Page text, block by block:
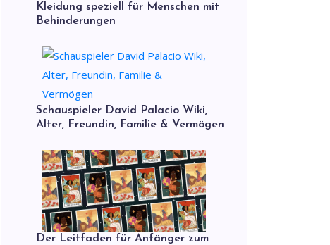
Kleidung speziell für Menschen mit
Behinderungen
Schauspieler David Palacio Wiki,
Alter, Freundin, Familie & Vermögen
Der Leitfaden für Anfänger zum